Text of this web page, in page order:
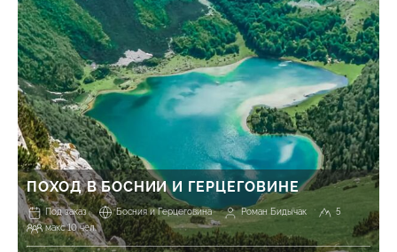
ПОХОД В БОСНИИ И ГЕРЦЕГОВИНЕ
Под заказ Босния и Герцеговина Роман Бидычак
5
макс 10 чел.